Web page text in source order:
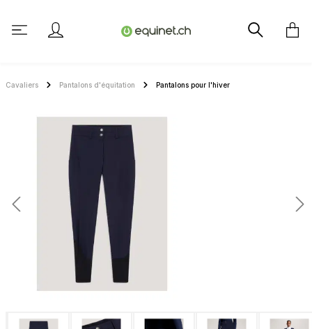
Cavaliers Pantalons d'équitation Pantalons pour l'hiver